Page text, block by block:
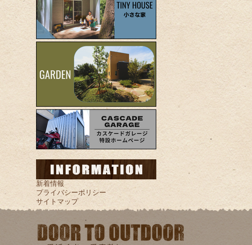
新着情報
プライバシーポリシー
サイトマップ